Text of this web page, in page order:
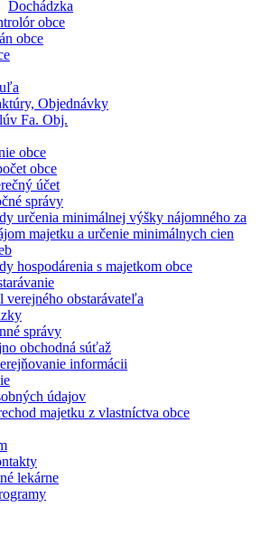
Dochádzka
obce
obce
Objednávky
Fa. Obj.
obce
obce
účet
správy
určenia minimálnej výšky nájomného za
majetku a určenie minimálnych cien
hospodárenia s majetkom obce
verejného obstarávateľa
správy
obchodná súťaž
informácii
údajov
majetku z vlastníctva obce
lekárne